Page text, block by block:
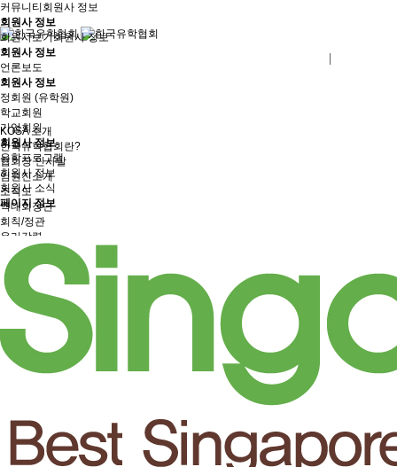
KOSA 소개
한국유학협회란?
협회장 인사말
임원진소개
조직도
역대회장단
회칙/정관
윤리강령
절차대행 표준약관
회원사인증
오시는길
회원사보기
정회원(유학원)
학교회원
기업회원
학교인증제
학교인증제란
유학신문고
유학신문고
커뮤니티
커뮤니티 회원사 정보
회원사 정보
회원사보기회원사 정보
회원사 정보
언론보도
회원사 정보
정회원 (유학원)
학교회원
기업회원
회원사 정보
유학프로그램
회원사 정보
회원사 소식
페이지 정보